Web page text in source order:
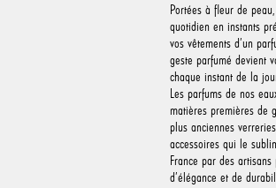
Portées à fleur de
quotidien en instants
vos vêtements d’un
geste parfumé devient
chaque instant de la
Les parfums de nos
matières premières de
plus anciennes
accessoires qui le
France par des
d’élégance et de